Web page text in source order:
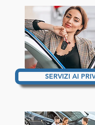
SERVIZI AI